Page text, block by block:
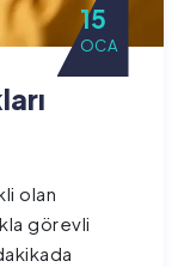
15
OCA
olan
görevli